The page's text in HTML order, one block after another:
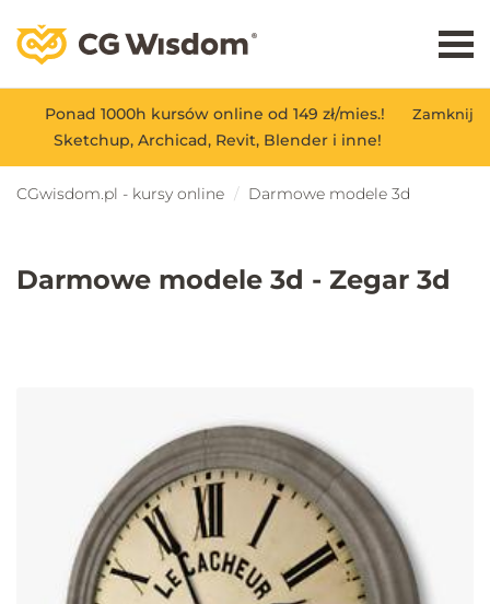
Zamknij
Ponad 1000h kursów online od 149 zł/mies.!
Sketchup, Archicad, Revit, Blender i inne!
CGwisdom.pl - kursy online Darmowe modele 3d
Darmowe modele 3d - Zegar 3d